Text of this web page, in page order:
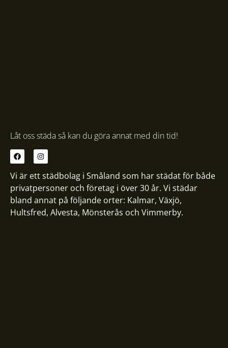
Låt oss städa så kan du göra annat med din tid!
Vi är ett städbolag i Småland som har städat för både
privatpersoner och företag i över 30 år. Vi städar
bland annat på följande orter: Kalmar, Växjö,
Hultsfred, Alvesta, Mönsterås och Vimmerby.